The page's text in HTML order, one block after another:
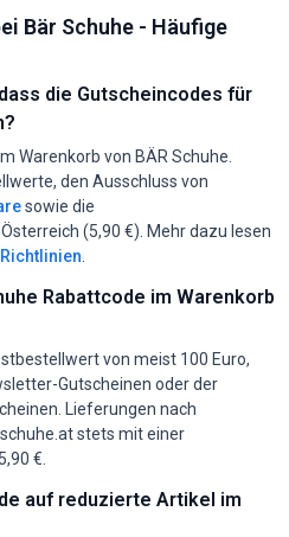
Bär Schuhe - Häufige
die Gutscheincodes für
Warenkorb von BÄR Schuhe.
den Ausschluss von
sowie die
(5,90 €). Mehr dazu lesen
Rabattcode im Warenkorb
von meist 100 Euro,
Gutscheinen oder der
Lieferungen nach
stets mit einer
€.
auf reduzierte Artikel im